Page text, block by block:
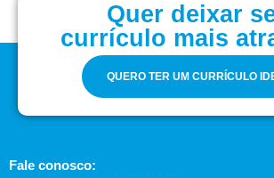
Quer deixar
currículo mais
QUERO TER UM CURRÍCULO
Fale conosco: